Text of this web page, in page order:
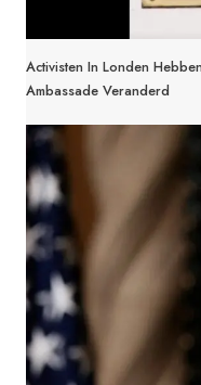
Activisten In Londen
Ambassade Veranderd